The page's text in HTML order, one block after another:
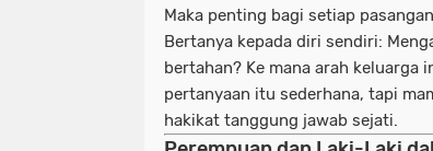
Maka penting bagi setiap
Bertanya kepada diri sendiri:
bertahan? Ke mana arah keluarga
pertanyaan itu sederhana, tapi
hakikat tanggung jawab sejati.